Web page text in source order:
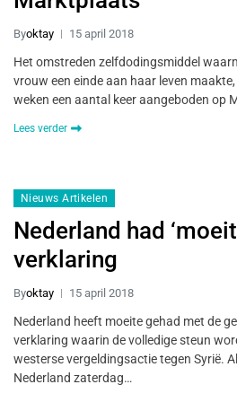
Byoktay 15 april 2018
Het omstreden zelfdodingsmiddel
vrouw een einde aan haar leven
weken een aantal keer aangeboden op
Lees verder
Nieuws Artikelen
Nederland had
verklaring
Byoktay 15 april 2018
Nederland heeft moeite gehad met de
verklaring waarin de volledige steun
westerse vergeldingsactie tegen Syrië.
Nederland zaterdag…